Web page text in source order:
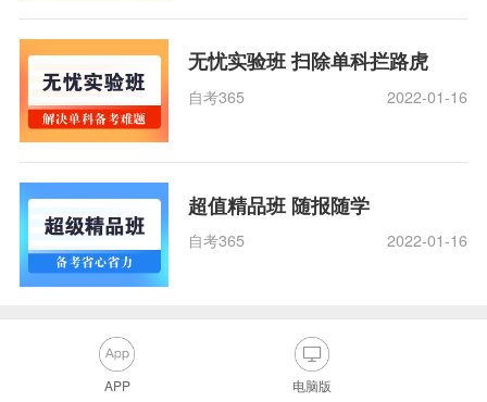
无忧实验班 扫除单科拦路虎
自考365 2022-01-16
超值精品班 随报随学
自考365 2022-01-16
APP 电脑版